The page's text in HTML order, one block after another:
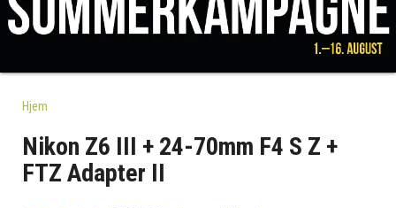
Hjem
Nikon Z6 III + 24-70mm F4 S Z +
FTZ Adapter II